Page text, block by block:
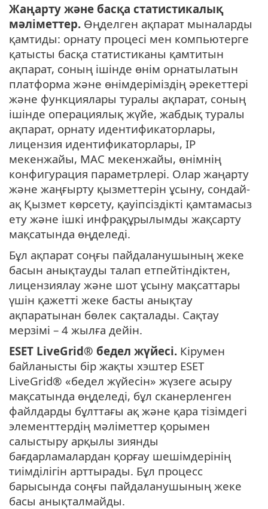
Жаңарту және басқа статистикалық
мәліметтер. Өңделген ақпарат мыналарды
қамтиды: орнату процесі мен компьютерге
қатысты басқа статистиканы қамтитын
ақпарат, соның ішінде өнім орнатылатын
платформа және өнімдеріміздің әрекеттері
және функциялары туралы ақпарат, соның
ішінде операциялық жүйе, жабдық туралы
ақпарат, орнату идентификаторлары,
лицензия идентификаторлары, IP
мекенжайы, MAC мекенжайы, өнімнің
конфигурация параметрлері. Олар жаңарту
және жаңғырту қызметтерін ұсыну, сондай-
ақ Қызмет көрсету, қауіпсіздікті қамтамасыз
ету және ішкі инфрақұрылымды жақсарту
мақсатында өңделеді.
Бұл ақпарат соңғы пайдаланушының жеке
басын анықтауды талап етпейтіндіктен,
лицензиялау және шот ұсыну мақсаттары
үшін қажетті жеке басты анықтау
ақпаратынан бөлек сақталады. Сақтау
мерзімі – 4 жылға дейін.
ESET LiveGrid® бедел жүйесі. Кірумен
байланысты бір жақты хэштер ESET
LiveGrid® «бедел жүйесін» жүзеге асыру
мақсатында өңделеді, бұл сканерленген
файлдарды бұлттағы ақ және қара тізімдегі
элементтердің мәліметтер қорымен
салыстыру арқылы зиянды
бағдарламалардан қорғау шешімдерінің
тиімділігін арттырады. Бұл процесс
барысында соңғы пайдаланушының жеке
басы анықталмайды.